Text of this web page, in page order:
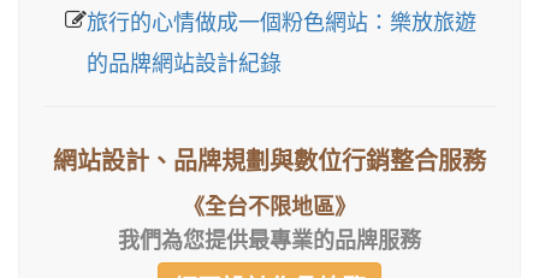
旅行的心情做成一個粉色網站：樂放旅遊
的品牌網站設計紀錄
網站設計、品牌規劃與數位行銷整合服務
《全台不限地區》
我們為您提供最專業的品牌服務